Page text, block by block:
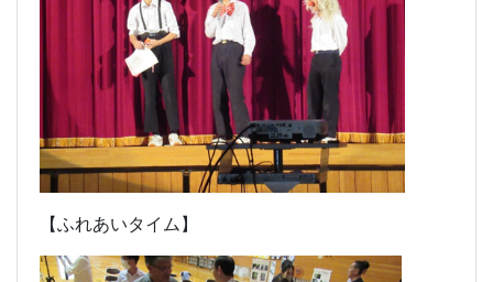
【ふれあいタイム】